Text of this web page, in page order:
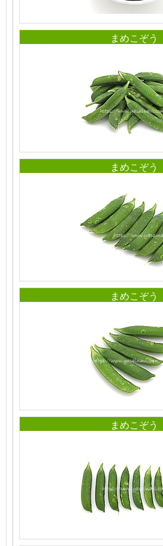
まめこぞう
まめこぞう
まめこぞう
まめこぞう